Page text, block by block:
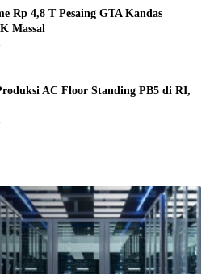
Rp 4,8 T Pesaing GTA Kandas
Massal
AC Floor Standing PB5 di RI,